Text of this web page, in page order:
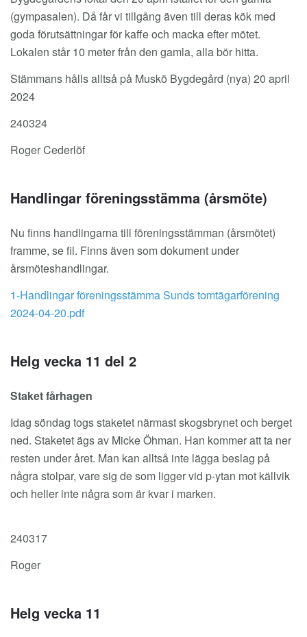
(gympasalen). Då får vi tillgång även till deras kök med
goda förutsättningar för kaffe och macka efter mötet.
Lokalen står 10 meter från den gamla, alla bör hitta.
Stämmans hålls alltså på Muskö Bygdegård (nya) 20 april
2024
240324
Roger Cederlöf
Handlingar föreningsstämma (årsmöte)
Nu finns handlingarna till föreningsstämman (årsmötet)
framme, se fil. Finns även som dokument under
årsmöteshandlingar.
1-Handlingar föreningsstämma Sunds tomtägarförening
2024-04-20.pdf
Helg vecka 11 del 2
Staket fårhagen
Idag söndag togs staketet närmast skogsbrynet och berget
ned. Staketet ägs av Micke Öhman. Han kommer att ta ner
resten under året. Man kan alltså inte lägga beslag på
några stolpar, vare sig de som ligger vid p-ytan mot källvik
och heller inte några som är kvar i marken.
240317
Roger
Helg vecka 11